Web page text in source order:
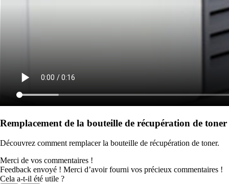
Remplacement de la bouteille de récupération de toner
Découvrez comment remplacer la bouteille de récupération de toner.
Merci de vos commentaires !
Feedback envoyé ! Merci d’avoir fourni vos précieux commentaires !
Cela a-t-il été utile ?